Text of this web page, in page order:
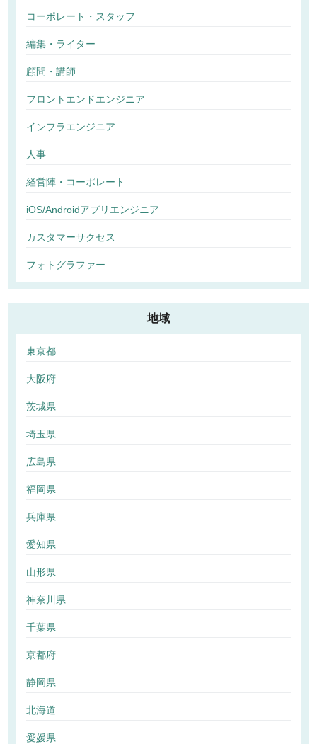
コーポレート・スタッフ
編集・ライター
顧問・講師
フロントエンドエンジニア
インフラエンジニア
人事
経営陣・コーポレート
iOS/Androidアプリエンジニア
カスタマーサクセス
フォトグラファー
地域
東京都
大阪府
茨城県
埼玉県
広島県
福岡県
兵庫県
愛知県
山形県
神奈川県
千葉県
京都府
静岡県
北海道
愛媛県